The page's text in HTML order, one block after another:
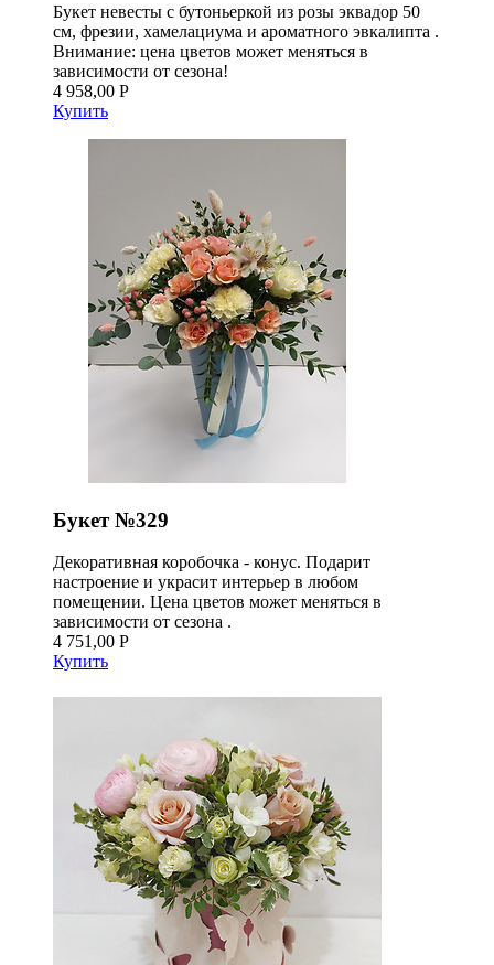
Букет невесты с бутоньеркой из розы эквадор 50
см, фрезии, хамелациума и ароматного эвкалипта .
Внимание: цена цветов может меняться в
зависимости от сезона!
4 958,00 Р
Купить
Букет №329
Декоративная коробочка - конус. Подарит
настроение и украсит интерьер в любом
помещении. Цена цветов может меняться в
зависимости от сезона .
4 751,00 Р
Купить